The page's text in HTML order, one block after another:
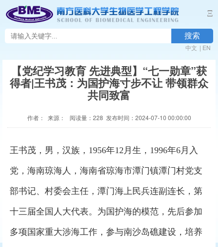
Ξ
搜索
中文 | EN
【党纪学习教育 先进典型】“七一勋章”获
得者|王书茂：为国护海寸步不让 带领群众
共同致富
作者： 来源： 阅读量： 228 发布时间：2024-07-10 00:00:00
王书茂，男，汉族，1956年12月生，1996年6月入
党，海南琼海人，海南省琼海市潭门镇潭门村党支
部书记、村委会主任，潭门海上民兵连副连长，第
十三届全国人大代表。为国护海的模范，先后参加
多项国家重大涉海工作，参与南沙岛礁建设，培养